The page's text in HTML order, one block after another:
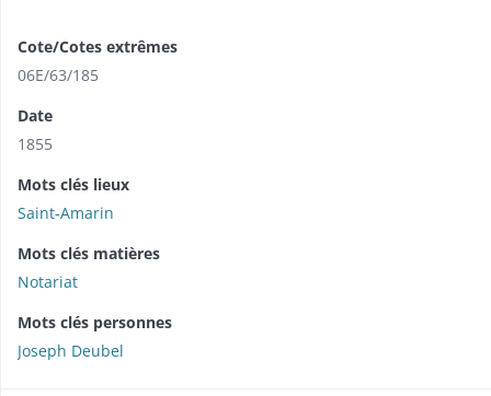
Cote/Cotes extrêmes
06E/63/185
Date
1855
Mots clés lieux
Saint-Amarin
Mots clés matières
Notariat
Mots clés personnes
Joseph Deubel